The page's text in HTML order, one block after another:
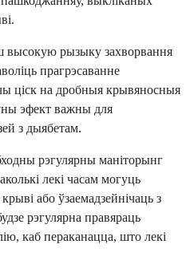
высокую рызыку захворвання
прагрэсаванне
ціск на дробныя крывяносныя
эфект важны для
з дыябетам.
рэгулярны маніторынг
лекі часам могуць
або ўзаемадзейнічаць з
рэгулярна правяраць
каб пераканацца, што лекі